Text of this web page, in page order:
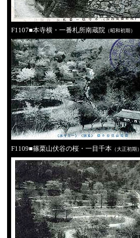
F1107■本寺横・一番札所南蔵院 （昭和初期）
F1109■篠栗山伏谷の桜・一目千本 （大正初期）